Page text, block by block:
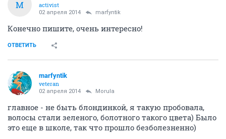
M
activist
02 апреля 2014 marfyntik
Конечно пишите, очень интересно!
ОТВЕТИТЬ
marfyntik
veteran
02 апреля 2014 Morula
главное - не быть блондинкой, я такую пробовала,
волосы стали зеленого, болотного такого цвета) Было
это еще в школе, так что прошло безболезненно)